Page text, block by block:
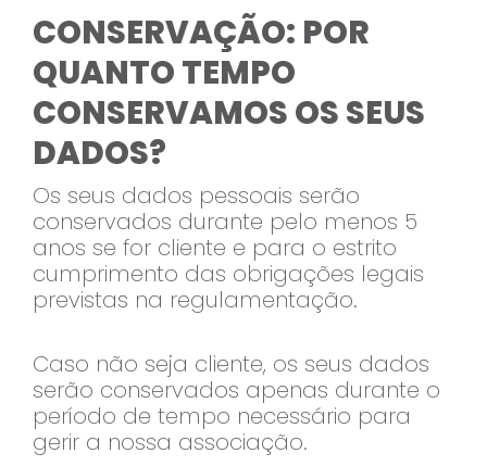
CONSERVAÇÃO: POR
QUANTO TEMPO
CONSERVAMOS OS SEUS
DADOS?
Os seus dados pessoais serão
conservados durante pelo menos 5
anos se for cliente e para o estrito
cumprimento das obrigações legais
previstas na regulamentação.
Caso não seja cliente, os seus dados
serão conservados apenas durante o
período de tempo necessário para
gerir a nossa associação.